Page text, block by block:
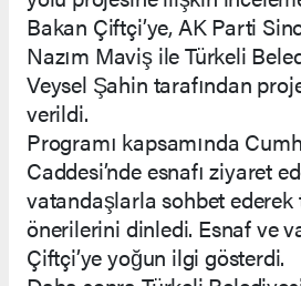
Bakan Çiftçi’ye, AK Parti
Nazım Maviş ile Türkeli
Veysel Şahin tarafından
verildi.
Programı kapsamında
Caddesi’nde esnafı ziyaret
vatandaşlarla sohbet ederek
önerilerini dinledi. Esnaf ve
Çiftçi’ye yoğun ilgi gösterdi.